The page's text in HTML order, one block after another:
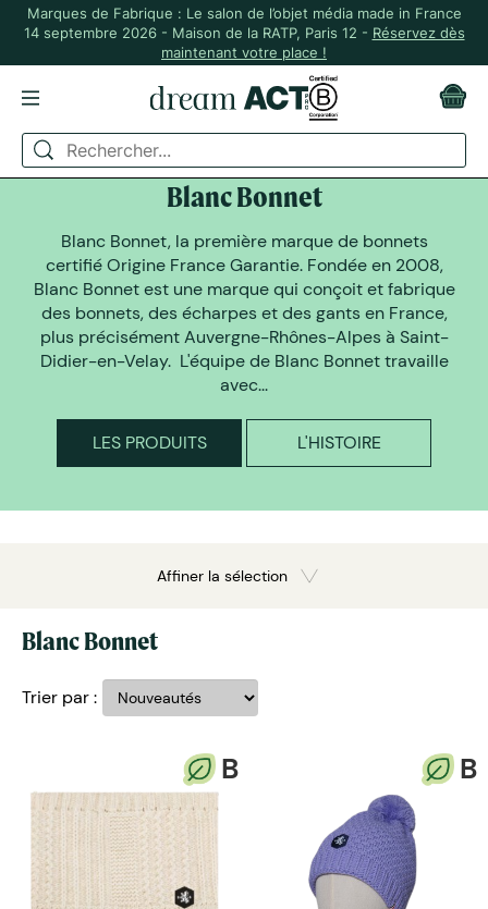
Marques de Fabrique : Le salon de l’objet média made in France
14 septembre 2026 - Maison de la RATP, Paris 12 - Réservez dès
maintenant votre place !
DREAM ACT A SELECTIONNÉ
Blanc Bonnet
Blanc Bonnet, la première marque de bonnets
certifié Origine France Garantie. Fondée en 2008,
Blanc Bonnet est une marque qui conçoit et fabrique
des bonnets, des écharpes et des gants en France,
plus précisément Auvergne-Rhônes-Alpes à Saint-
Didier-en-Velay. L'équipe de Blanc Bonnet travaille
avec...
LES PRODUITS L'HISTOIRE
Affiner la sélection
Blanc Bonnet
Trier par :
B B